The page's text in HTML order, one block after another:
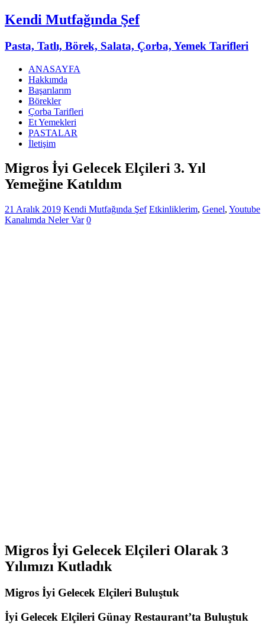
Kendi Mutfağında Şef
Pasta, Tatlı, Börek, Salata, Çorba, Yemek Tarifleri
ANASAYFA
Hakkımda
Başarılarım
Börekler
Çorba Tarifleri
Et Yemekleri
PASTALAR
İletişim
Migros İyi Gelecek Elçileri 3. Yıl
Yemeğine Katıldım
21 Aralık 2019 Kendi Mutfağında Şef Etkinliklerim, Genel, Youtube
Kanalımda Neler Var 0
Migros İyi Gelecek Elçileri Olarak 3
Yılımızı Kutladık
Migros İyi Gelecek Elçileri Buluştuk
İyi Gelecek Elçileri Günay Restaurant’ta Buluştuk